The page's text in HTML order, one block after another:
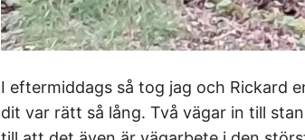
I eftermiddags så tog jag och Rickard
dit var rätt så lång. Två vägar in till